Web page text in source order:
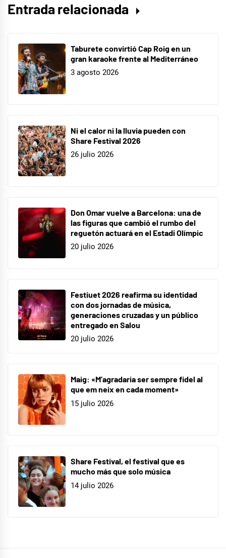
Entrada relacionada
Taburete convirtió Cap Roig en un
gran karaoke frente al Mediterráneo
3 agosto 2026
Ni el calor ni la lluvia pueden con
Share Festival 2026
26 julio 2026
Don Omar vuelve a Barcelona: una de
las figuras que cambió el rumbo del
reguetón actuará en el Estadi Olímpic
20 julio 2026
Festiuet 2026 reafirma su identidad
con dos jornadas de música,
generaciones cruzadas y un público
entregado en Salou
20 julio 2026
Maig: «M’agradaria ser sempre fidel al
que em neix en cada moment»
15 julio 2026
Share Festival, el festival que es
mucho más que solo música
14 julio 2026